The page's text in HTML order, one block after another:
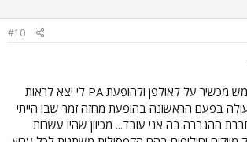
#10
קיצקץ ממש מכשיר על לאולפן ולהופעת PA לי יצא לראות
בפעם הראשונה בהופעת מחזה זמר שבו הייתי
ההגברה בה אני עובד... מכיוון שהיו עשרות